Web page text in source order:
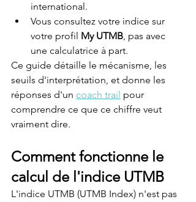
international.
Vous consultez votre indice sur
votre profil My UTMB, pas avec
une calculatrice à part.
Ce guide détaille le mécanisme, les
seuils d'interprétation, et donne les
réponses d'un coach trail pour
comprendre ce que ce chiffre veut
vraiment dire.
Comment fonctionne le
calcul de l'indice UTMB
L'indice UTMB (UTMB Index) n'est pas